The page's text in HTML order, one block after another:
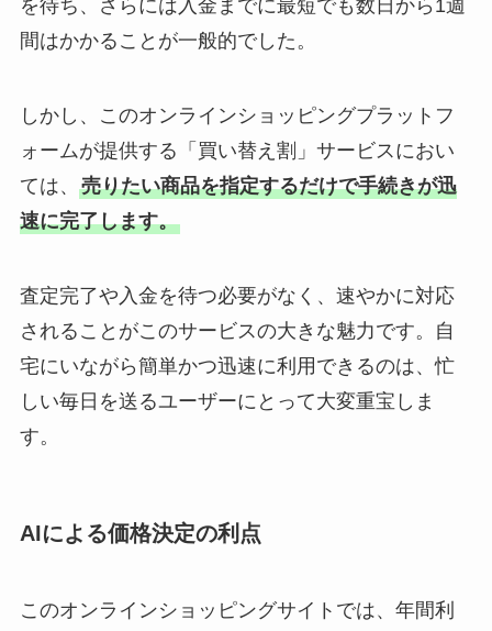
を待ち、さらには入金までに最短でも数日から1週
間はかかることが一般的でした。
しかし、このオンラインショッピングプラットフ
ォームが提供する「買い替え割」サービスにおい
ては、 売りたい商品を指定するだけで手続きが迅
速に完了します。
査定完了や入金を待つ必要がなく、速やかに対応
されることがこのサービスの大きな魅力です。自
宅にいながら簡単かつ迅速に利用できるのは、忙
しい毎日を送るユーザーにとって大変重宝しま
す。
AIによる価格決定の利点
このオンラインショッピングサイトでは、年間利